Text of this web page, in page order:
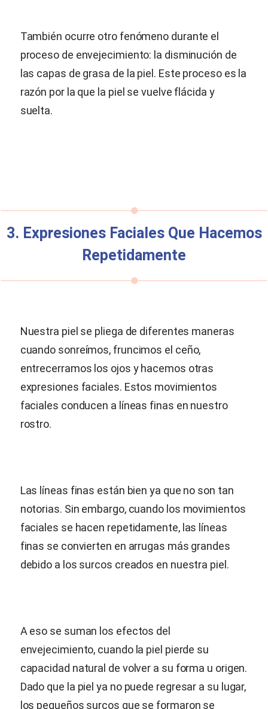
También ocurre otro fenómeno durante el
proceso de envejecimiento: la disminución de
las capas de grasa de la piel. Este proceso es la
razón por la que la piel se vuelve flácida y
suelta.
3. Expresiones Faciales Que Hacemos
Repetidamente
Nuestra piel se pliega de diferentes maneras
cuando sonreímos, fruncimos el ceño,
entrecerramos los ojos y hacemos otras
expresiones faciales. Estos movimientos
faciales conducen a líneas finas en nuestro
rostro.
Las líneas finas están bien ya que no son tan
notorias. Sin embargo, cuando los movimientos
faciales se hacen repetidamente, las líneas
finas se convierten en arrugas más grandes
debido a los surcos creados en nuestra piel.
A eso se suman los efectos del
envejecimiento, cuando la piel pierde su
capacidad natural de volver a su forma u origen.
Dado que la piel ya no puede regresar a su lugar,
los pequeños surcos que se formaron se